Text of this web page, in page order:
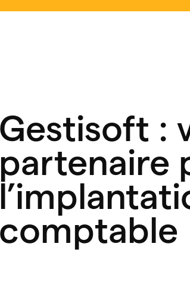
Gestisoft :
partenaire
comptable